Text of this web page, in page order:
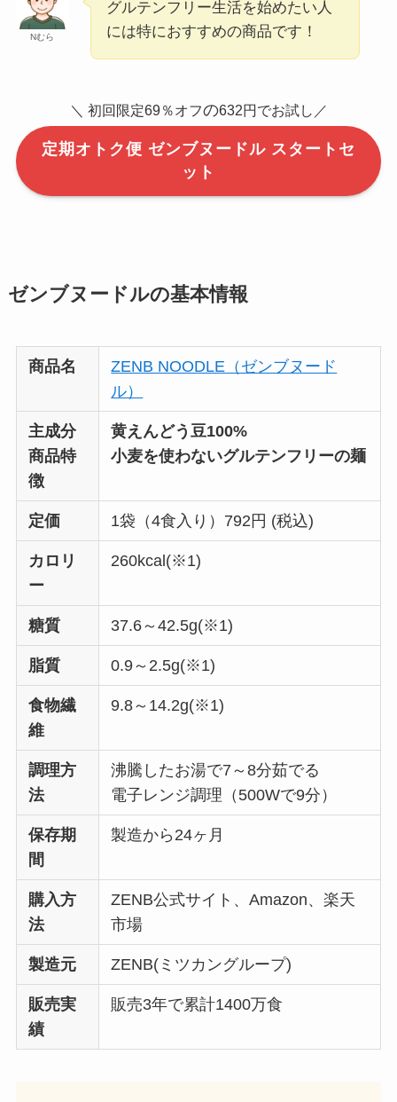
Nむら
グルテンフリー生活を始めたい人
には特におすすめの商品です！
＼ 初回限定69％オフの632円でお試し／
定期オトク便 ゼンブヌードル スタートセ
ット
ゼンブヌードルの基本情報
商品名
ZENB NOODLE（ゼンブヌード
ル）
主成分
商品特
徴
黄えんどう豆100%
小麦を使わないグルテンフリーの麺
定価 1袋（4食入り）792円 (税込)
カロリ
ー
260kcal(※1)
糖質 37.6～42.5g(※1)
脂質 0.9～2.5g(※1)
食物繊
維
9.8～14.2g(※1)
調理方
法
沸騰したお湯で7～8分茹でる
電子レンジ調理（500Wで9分）
保存期
間
製造から24ヶ月
購入方
法
ZENB公式サイト、Amazon、楽天
市場
製造元 ZENB(ミツカングループ)
販売実
績
販売3年で累計1400万食